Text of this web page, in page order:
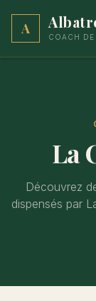
A COACH
La
Découvrez
dispensés par